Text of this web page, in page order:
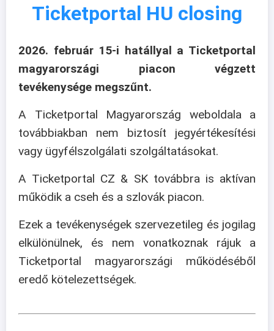
Ticketportal HU closing
2026. február 15-i hatállyal a Ticketportal
magyarországi piacon végzett
tevékenysége megszűnt.
A Ticketportal Magyarország weboldala a
továbbiakban nem biztosít jegyértékesítési
vagy ügyfélszolgálati szolgáltatásokat.
A Ticketportal CZ & SK továbbra is aktívan
működik a cseh és a szlovák piacon.
Ezek a tevékenységek szervezetileg és jogilag
elkülönülnek, és nem vonatkoznak rájuk a
Ticketportal magyarországi működéséből
eredő kötelezettségek.